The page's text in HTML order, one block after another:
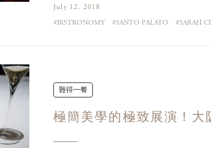
July 12, 2018
BISTRONOMY SANTO PALATO SARAH
難得一餐
極簡美學的極致展演！大